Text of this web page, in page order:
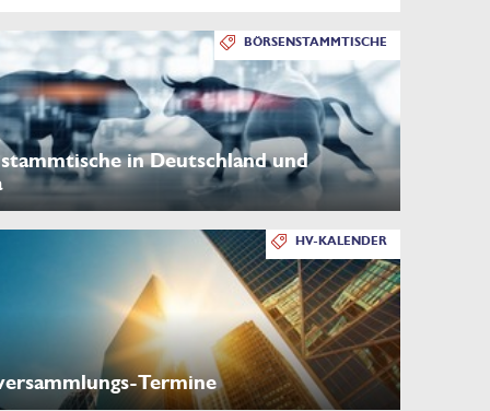
BÖRSENSTAMMTISCHE
in Deutschland und
HV-KALENDER
Termine